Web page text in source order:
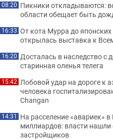
08:20 Пикники откладываются:
области обещает быть
16:33 От кота Мурра до
открылась выставка к
16:20 Досталась в наследство с
старинная оленья телега
15:42 Лобовой удар на дороге к
человека
Changan
14:31 На расселение «авариек»
миллиардов: власти нашли
застройщиков